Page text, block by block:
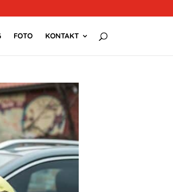
FOTO KONTAKT